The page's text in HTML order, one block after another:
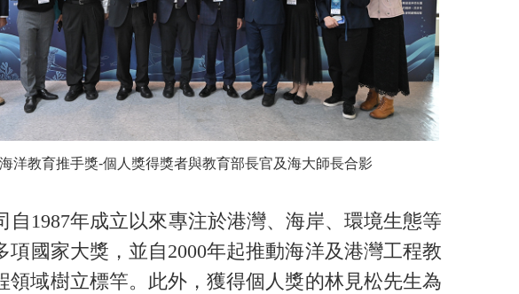
海洋教育推手獎-個人獎得獎者與教育部長官及海大師長合影
1987年成立以來專注於港灣、海岸、環境生態等
國家大獎，並自2000年起推動海洋及港灣工程教
域樹立標竿。此外，獲得個人獎的林見松先生為